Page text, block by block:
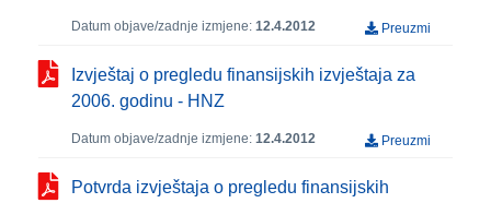
Datum objave/zadnje izmjene: 12.4.2012 Preuzmi
Izvještaj o pregledu finansijskih izvještaja za
2006. godinu - HNZ
Datum objave/zadnje izmjene: 12.4.2012 Preuzmi
Potvrda izvještaja o pregledu finansijskih